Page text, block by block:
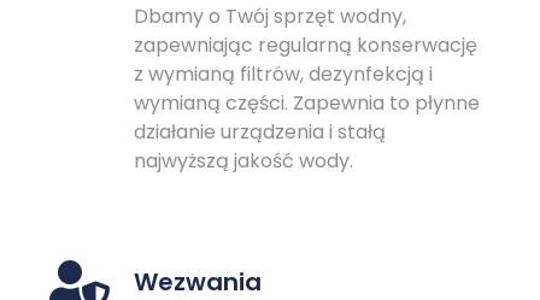
Dbamy o Twój sprzęt wodny,
zapewniając regularną konserwację
z wymianą filtrów, dezynfekcją i
wymianą części. Zapewnia to płynne
działanie urządzenia i stałą
najwyższą jakość wody.
Wezwania